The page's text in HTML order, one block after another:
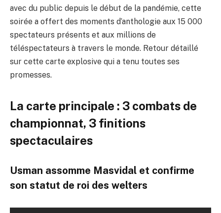
avec du public depuis le début de la pandémie, cette
soirée a offert des moments d’anthologie aux 15 000
spectateurs présents et aux millions de
téléspectateurs à travers le monde. Retour détaillé
sur cette carte explosive qui a tenu toutes ses
promesses.
La carte principale : 3 combats de
championnat, 3 finitions
spectaculaires
Usman assomme Masvidal et confirme
son statut de roi des welters